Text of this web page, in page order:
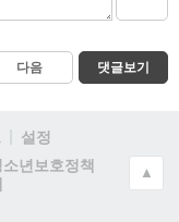
다음 댓글보기
설정
소년보호정책
▲